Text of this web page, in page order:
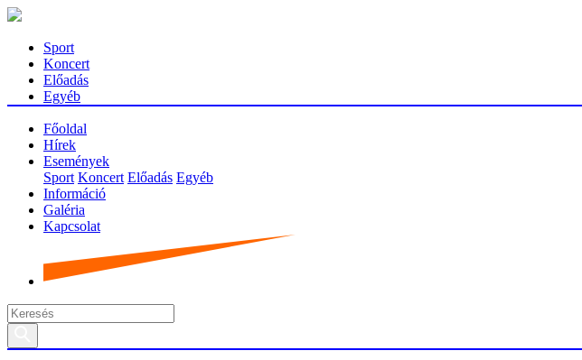
Sport
Koncert
Előadás
Egyéb
Főoldal
Hírek
Események
Sport Koncert Előadás Egyéb
Információ
Galéria
Kapcsolat